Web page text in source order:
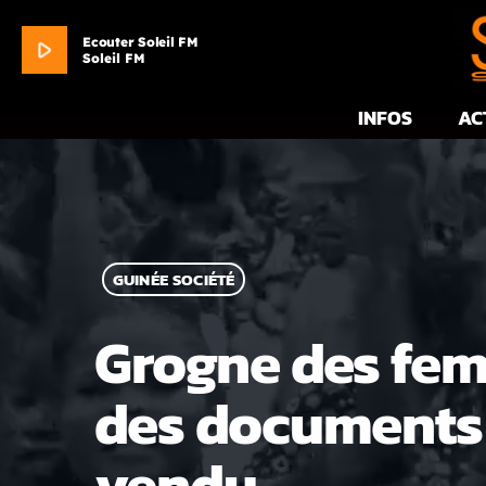
play_arrow
Ecouter Soleil FM
Soleil FM
INFOS
GUINÉE SOCIÉTÉ
Grogne des
des